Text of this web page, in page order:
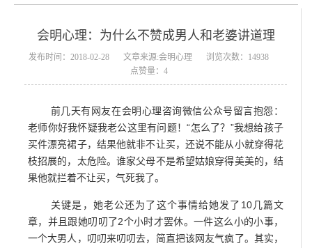
会明心理：为什么不赞成男人和老婆讲道理
发布时间：2018-02-28 文章来源:会明心理
浏览次数：14938
点赞量：4
前几天有网友在会明心理咨询微信公众号留言抱怨：
老师你好我怀疑我老公这里有问题！“怎么了？”我想给孩子
买件漂亮裙子，结果他就非不让买，还说不能从小就穿得花
枝招展的，太危险。谁家父母不是希望姑娘穿得美美的，结
果他就拦着不让买，气死我了。
关键是，她老公还为了这个事情给她发了10几篇文
章，并且跟她叨叨了2个小时才罢休。一件这么小的小事，
一个大男人，叨叨来叨叨去，简直把该网友气疯了。其实，
明大事记 会明优势